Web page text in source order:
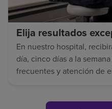
Elija resultados
En nuestro hospital,
día, cinco días a la
frecuentes y atención de